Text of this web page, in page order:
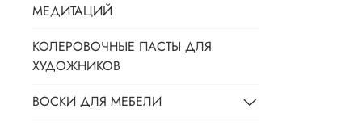
МЕДИТАЦИЙ
КОЛЕРОВОЧНЫЕ ПАСТЫ ДЛЯ
ХУДОЖНИКОВ
ВОСКИ ДЛЯ МЕБЕЛИ